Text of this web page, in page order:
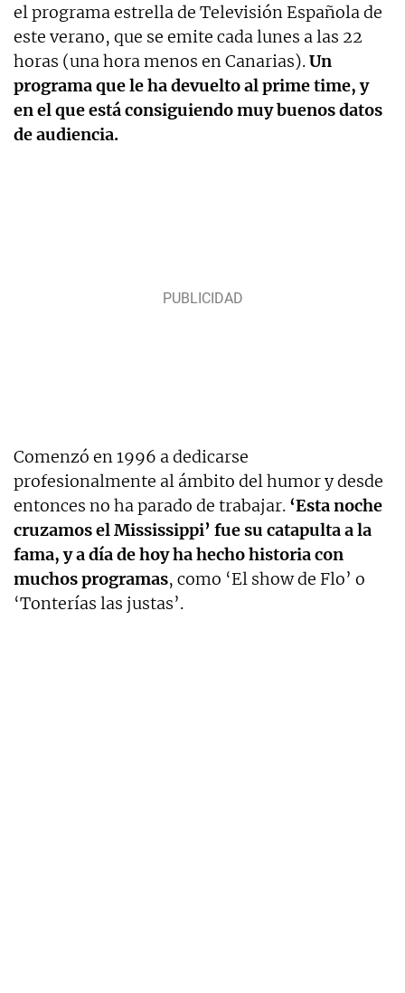
el programa estrella de Televisión Española de
este verano, que se emite cada lunes a las 22
horas (una hora menos en Canarias).Un
programa que le ha devuelto al prime time, y
en el que está consiguiendo muy buenos datos
de audiencia.
Comenzó en 1996 a dedicarse
profesionalmente al ámbito del humor y desde
entonces no ha parado de trabajar. ‘Esta noche
cruzamos el Mississippi’ fue su catapulta a la
fama, y a día de hoy ha hecho historia con
muchos programas, como ‘El show de Flo’ o
‘Tonterías las justas’.